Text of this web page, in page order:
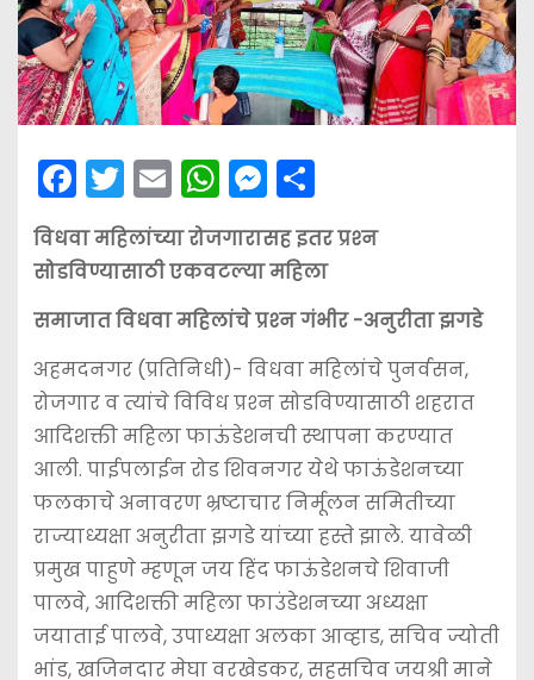
F
a
c
e
b
o
o
k
T
w
itt
er
E
m
ai
l
W
h
a
ts
A
p
p
M
e
s
s
e
n
g
er
S
h
ar
e
विधवा महिलांच्या रोजगारासह इतर प्रश्‍न
सोडविण्यासाठी एकवटल्या महिला
समाजात विधवा महिलांचे प्रश्‍न गंभीर -अनुरीता झगडे
अहमदनगर (प्रतिनिधी)- विधवा महिलांचे पुनर्वसन,
रोजगार व त्यांचे विविध प्रश्‍न सोडविण्यासाठी शहरात
आदिशक्ती महिला फाऊंडेशनची स्थापना करण्यात
आली. पाईपलाईन रोड शिवनगर येथे फाऊंडेशनच्या
फलकाचे अनावरण भ्रष्टाचार निर्मूलन समितीच्या
राज्याध्यक्षा अनुरीता झगडे यांच्या हस्ते झाले. यावेळी
प्रमुख पाहुणे म्हणून जय हिंद फाऊंडेशनचे शिवाजी
पालवे, आदिशक्ती महिला फाउंडेशनच्या अध्यक्षा
जयाताई पालवे, उपाध्यक्षा अलका आव्हाड, सचिव ज्योती
भांड, खजिनदार मेघा वरखेडकर, सहसचिव जयश्री माने